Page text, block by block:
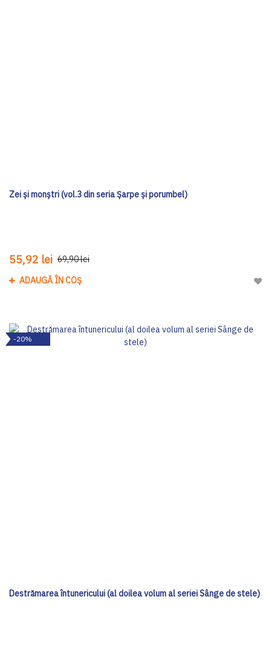
Zei și monștri (vol.3 din seria Șarpe și porumbel)
55,92 lei 69,90 lei
ADAUGĂ ÎN COȘ
-20%
Destrămarea întunericului (al doilea volum al seriei Sânge de stele)